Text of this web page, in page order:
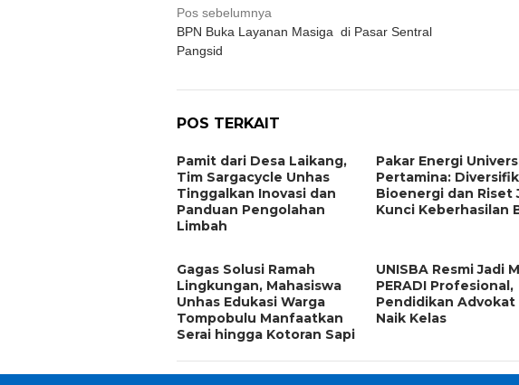
Navigasi
pos
Pos sebelumnya
BPN Buka Layanan Masiga di Pasar Sentral
Pangsid
POS TERKAIT
Pamit dari Desa Laikang,
Tim Sargacycle Unhas
Tinggalkan Inovasi dan
Panduan Pengolahan
Limbah
Pakar Energi
Pertamina:
Bioenergi dan Riset
Kunci Keberhasilan
Gagas Solusi Ramah
Lingkungan, Mahasiswa
Unhas Edukasi Warga
Tompobulu Manfaatkan
Serai hingga Kotoran Sapi
UNISBA Resmi Jadi
PERADI Profesional,
Pendidikan Advokat
Naik Kelas